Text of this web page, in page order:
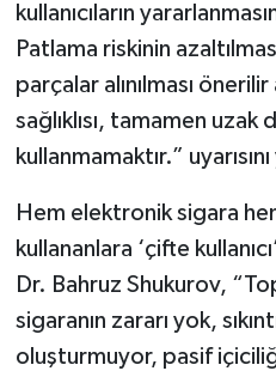
kullanıcıların
Patlama riskinin
parçalar alınılması
sağlıklısı, tamamen uzak
kullanmamaktır.”
Hem elektronik sigara
kullananlara ‘çifte
Dr. Bahruz Shukurov,
sigaranın zararı yok,
oluşturmuyor, pasif